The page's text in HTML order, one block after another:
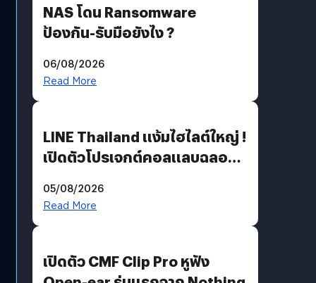
NAS โดน Ransomware
ป้องกัน-รับมือยังไง ?
06/08/2026
Read More
LINE Thailand แง้มไฮไลต์ใหญ่ !
เปิดตัวโปรเจกต์คอลแลบฉลอง
Moon x LINE FRIENDS
05/08/2026
Read More
เปิดตัว CMF Clip Pro หูฟัง